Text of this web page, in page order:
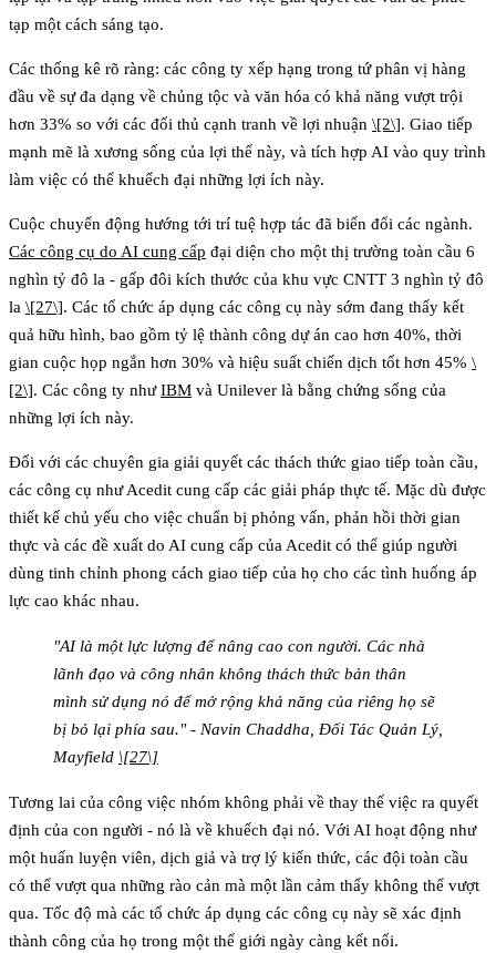
tạp một cách sáng tạo.
Các thống kê rõ ràng: các công ty xếp hạng trong tứ phân vị hàng
đầu về sự đa dạng về chủng tộc và văn hóa có khả năng vượt trội
hơn 33% so với các đối thủ cạnh tranh về lợi nhuận \[2\]. Giao tiếp
mạnh mẽ là xương sống của lợi thế này, và tích hợp AI vào quy trình
làm việc có thể khuếch đại những lợi ích này.
Cuộc chuyển động hướng tới trí tuệ hợp tác đã biến đổi các ngành.
Các công cụ do AI cung cấp đại diện cho một thị trường toàn cầu 6
nghìn tỷ đô la - gấp đôi kích thước của khu vực CNTT 3 nghìn tỷ đô
la \[27\]. Các tổ chức áp dụng các công cụ này sớm đang thấy kết
quả hữu hình, bao gồm tỷ lệ thành công dự án cao hơn 40%, thời
gian cuộc họp ngắn hơn 30% và hiệu suất chiến dịch tốt hơn 45% \
[2\]. Các công ty nhưIBM và Unilever là bằng chứng sống của
những lợi ích này.
Đối với các chuyên gia giải quyết các thách thức giao tiếp toàn cầu,
các công cụ nhưAcedit cung cấp các giải pháp thực tế. Mặc dù được
thiết kế chủ yếu cho việc chuẩn bị phỏng vấn, phản hồi thời gian
thực và các đề xuất do AI cung cấp của Acedit có thể giúp người
dùng tinh chỉnh phong cách giao tiếp của họ cho các tình huống áp
lực cao khác nhau.
"AI là một lực lượng để nâng cao con người. Các nhà
lãnh đạo và công nhân không thách thức bản thân
mình sử dụng nó để mở rộng khả năng của riêng họ sẽ
bị bỏ lại phía sau." - Navin Chaddha, Đối Tác Quản Lý,
Mayfield \[27\]
Tương lai của công việc nhóm không phải về thay thế việc ra quyết
định của con người - nó là về khuếch đại nó. Với AI hoạt động như
một huấn luyện viên, dịch giả và trợ lý kiến thức, các đội toàn cầu
có thể vượt qua những rào cản mà một lần cảm thấy không thể vượt
qua. Tốc độ mà các tổ chức áp dụng các công cụ này sẽ xác định
thành công của họ trong một thế giới ngày càng kết nối.